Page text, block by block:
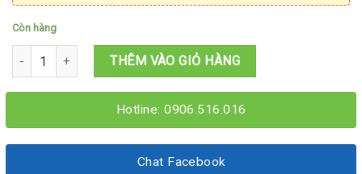
Còn hàng
Mẫu kiot bán hàng 3M5x2Mx2M8 số lượng
THÊM VÀO GIỎ HÀNG
Hotline: 0906.516.016
Chat Facebook